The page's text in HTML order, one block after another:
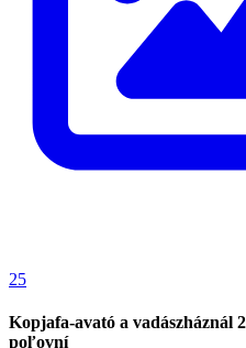
25
Kopjafa-avató a vadászháznál
poľovní